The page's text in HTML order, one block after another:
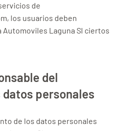
de
los usuarios deben
Laguna Sl ciertos
del
personales
de los datos personales